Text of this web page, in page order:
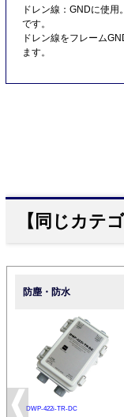
ドレン線：GNDに使
です。
ドレン線をフレーム
ます。
【同じカテ
防塵・防水
DWP-422i-TR-DC